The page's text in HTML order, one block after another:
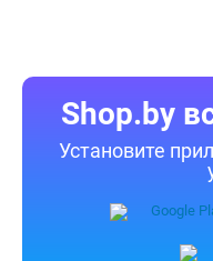
Shop.by
Установите